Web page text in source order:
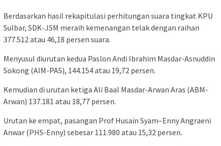
Berdasarkan hasil rekapitulasi perhitungan suara tingkat KPU
Sulbar, SDK-JSM meraih kemenangan telak dengan raihan
377.512 atau 46,18 persen suara.
Menyusul diurutan kedua Paslon Andi Ibrahim Masdar-Asnuddin
Sokong (AIM-PAS), 144.154 atau 19,72 persen.
Kemudian di urutan ketiga Ali Baal Masdar-Arwan Aras (ABM-
Arwan) 137.181 atau 18,77 persen.
Urutan ke empat, pasangan Prof Husain Syam–Enny Angraeni
Anwar (PHS-Enny) sebesar 111.980 atau 15,32 persen.